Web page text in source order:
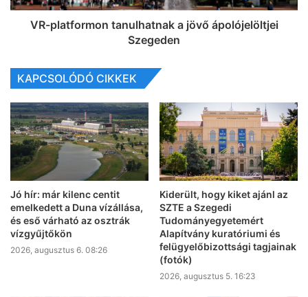
VR-platformon tanulhatnak a jövő ápolójelöltjei
Szegeden
KAPCSOLÓDÓ CIKKEK
Jó hír: már kilenc centit
emelkedett a Duna vízállása,
és eső várható az osztrák
vízgyűjtőkön
2026, augusztus 6. 08:26
Kiderült, hogy kiket ajánl az
SZTE a Szegedi
Tudományegyetemért
Alapítvány kuratóriumi és
felügyelőbizottsági tagjainak
(fotók)
2026, augusztus 5. 16:23